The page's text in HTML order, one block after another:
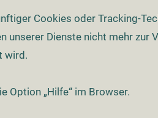
Cookies oder Tracking-
unserer Dienste nicht mehr zur
wird.
Option „Hilfe“ im Browser.